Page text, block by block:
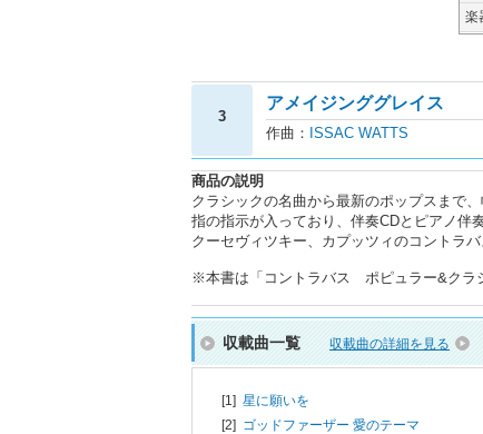
楽
3
アメイジンググレイス
作曲： ISSAC WATTS
商品の説明
クラシックの名曲から最新のポップスまで
指の指示が入っており、伴奏CDとピアノ伴
クーセヴィツキー、カプッツィのコントラ
※本書は「コントラバス ポピュラー&クラ
収載曲一覧 収載曲の詳細を見る
[1] 星に願いを
[2] ゴッドファーザー 愛のテーマ